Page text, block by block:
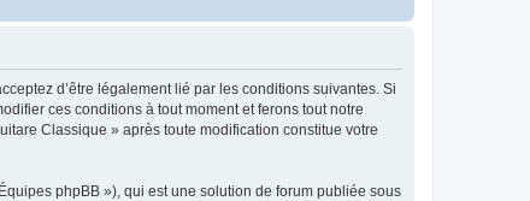
d’être légalement lié par les conditions suivantes. Si
ces conditions à tout moment et ferons tout notre
Classique » après toute modification constitue votre
phpBB »), qui est une solution de forum publiée sous